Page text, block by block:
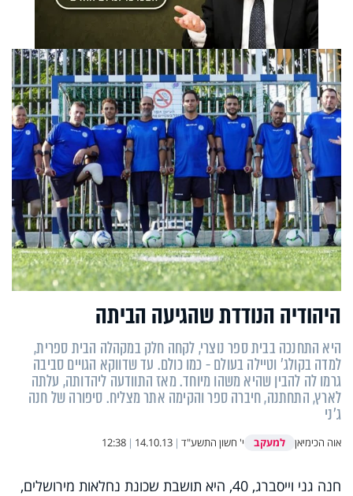
היהודיה הנודדת שהגיעה הביתה
היא התחנכה בבית ספר נוצרי, לקחה חלק במקהלה הבית ספרית,
למדה בקולג' וטיילה בעולם - כמו כולם. עד שדווקא הגויים סביבה
גרמו לה להבין שהיא משהו מיוחד. מאז התוודעה ליהדותה, עלתה
לארץ, התחתנה, חיברה ספר והקימה אתר מצליח. סיפורה של חנה
ג'ני
אוה הכימיאן למעקב י' חשון התשע"ד |
14.10.13
|
12:38
חנה גני וייסברג, 40, היא תושבת שכונת נחלאות מירושלים,